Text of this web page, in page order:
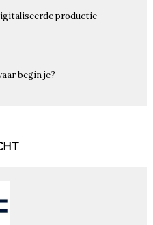
productie
begin je?